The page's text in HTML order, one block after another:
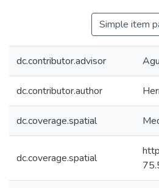
Simple item
dc.contributor.advisor
dc.contributor.author
dc.coverage.spatial
dc.coverage.spatial